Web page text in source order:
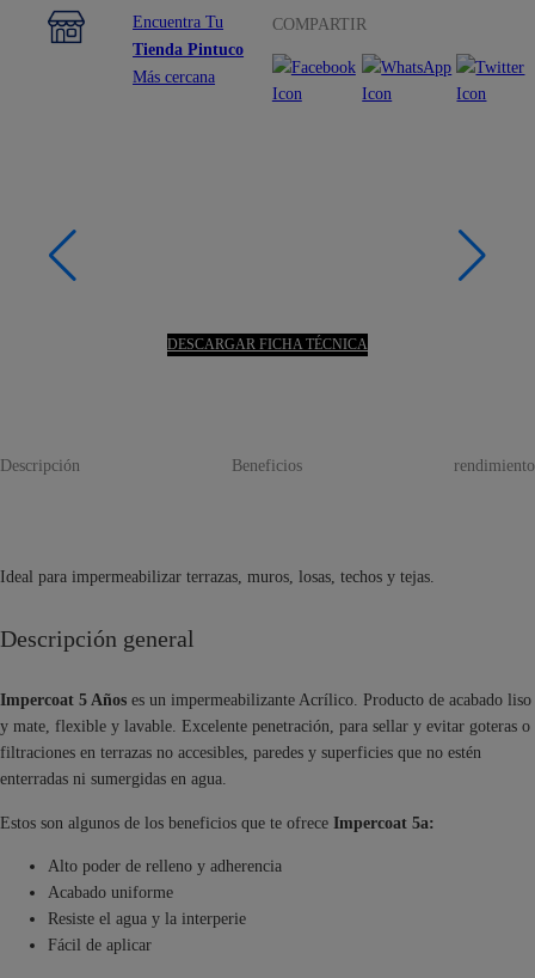
Encuentra Tu
Tienda Pintuco
Más cercana
COMPARTIR
DESCARGAR FICHA TÉCNICA
Descripción Beneficios rendimiento
Ideal para impermeabilizar terrazas, muros, losas, techos y tejas.
Descripción general
Impercoat 5 Años es un impermeabilizante Acrílico. Producto de acabado liso
y mate, flexible y lavable. Excelente penetración, para sellar y evitar goteras o
filtraciones en terrazas no accesibles, paredes y superficies que no estén
enterradas ni sumergidas en agua.
Estos son algunos de los beneficios que te ofrece Impercoat 5a:
Alto poder de relleno y adherencia
Acabado uniforme
Resiste el agua y la interperie
Fácil de aplicar